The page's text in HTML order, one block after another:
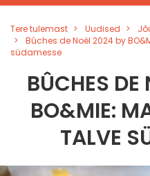
Tere tulemast Uudised
Bûches de Noël 2024 by
südamesse
BÛCHES
BO&MIE:
TALVE